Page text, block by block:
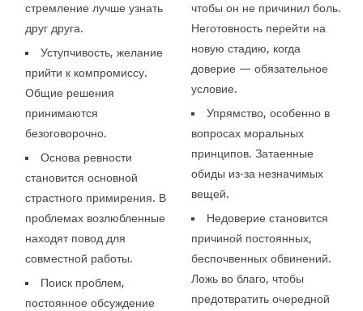
стремление лучше узнать
друг друга.
Уступчивость, желание
прийти к компромиссу.
Общие решения
принимаются
безоговорочно.
Основа ревности
становится основной
страстного примирения. В
проблемах возлюбленные
находят повод для
совместной работы.
Поиск проблем,
постоянное обсуждение
чтобы он не причинил боль.
Неготовность перейти на
новую стадию, когда
доверие — обязательное
условие.
Упрямство, особенно в
вопросах моральных
принципов. Затаенные
обиды из-за незначимых
вещей.
Недоверие становится
причиной постоянных,
беспочвенных обвинений.
Ложь во благо, чтобы
предотвратить очередной